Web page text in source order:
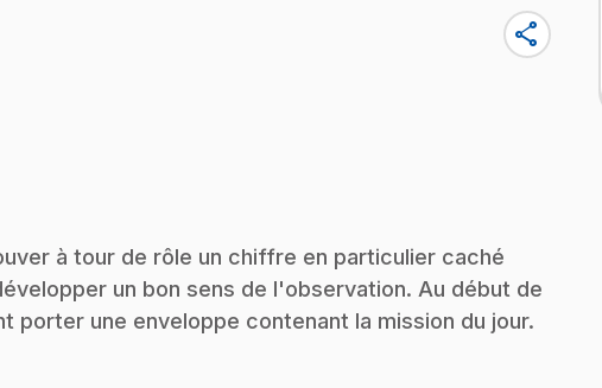
share
à tour de rôle un chiffre en particulier caché
un bon sens de l'observation. Au début de
une enveloppe contenant la mission du jour.